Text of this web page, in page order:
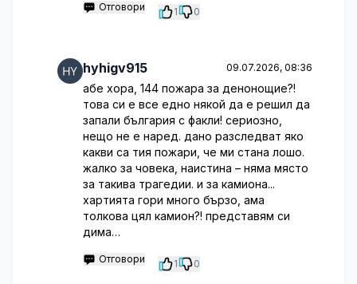
Отговори 1 0
hyhigv915 09.07.2026, 08:36
абе хора, 144 пожара за денонощие?!
това си е все едно някой да е решил да
запали българия с факли! сериозно,
нещо не е наред. дано разследват яко
какви са тия пожари, че ми стана лошо.
жалко за човека, наистина – няма място
за такива трагедии. и за камиона...
хартията гори много бързо, ама
толкова цял камион?! представям си
дима…
Отговори 1 0